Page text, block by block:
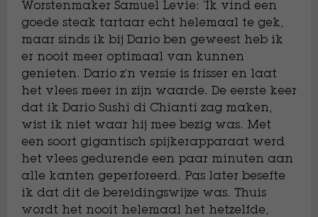
Worstenmaker Samuel Levie: ‘Ik vind een
goede steak tartaar echt helemaal te gek,
maar sinds ik bij Dario ben geweest heb ik
er nooit meer optimaal van kunnen
genieten. Dario z’n versie is frisser en laat
het vlees meer in zijn waarde. De eerste keer
dat ik Dario Sushi di Chianti zag maken,
wist ik niet waar hij mee bezig was. Met
een soort gigantisch spijkerapparaat werd
het vlees gedurende een paar minuten aan
alle kanten geperforeerd. Pas later besefte
ik dat dit de bereidingswijze was. Thuis
wordt het nooit helemaal het hetzelfde,